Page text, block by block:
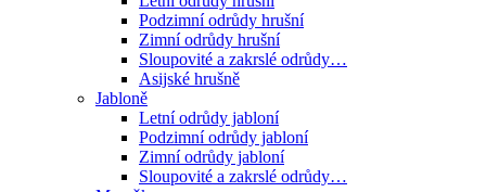
Podzimní odrůdy hrušní
Zimní odrůdy hrušní
Sloupovité a zakrslé odrůdy…
Asijské hrušně
Jabloně
Letní odrůdy jabloní
Podzimní odrůdy jabloní
Zimní odrůdy jabloní
Sloupovité a zakrslé odrůdy…